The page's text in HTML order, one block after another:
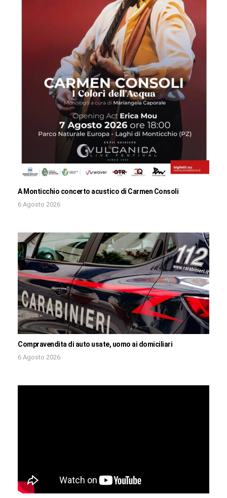
A Monticchio concerto acustico di Carmen Consoli
6 Agosto 2026
Compravendita di auto usate, uomo ai domiciliari
6 Agosto 2026